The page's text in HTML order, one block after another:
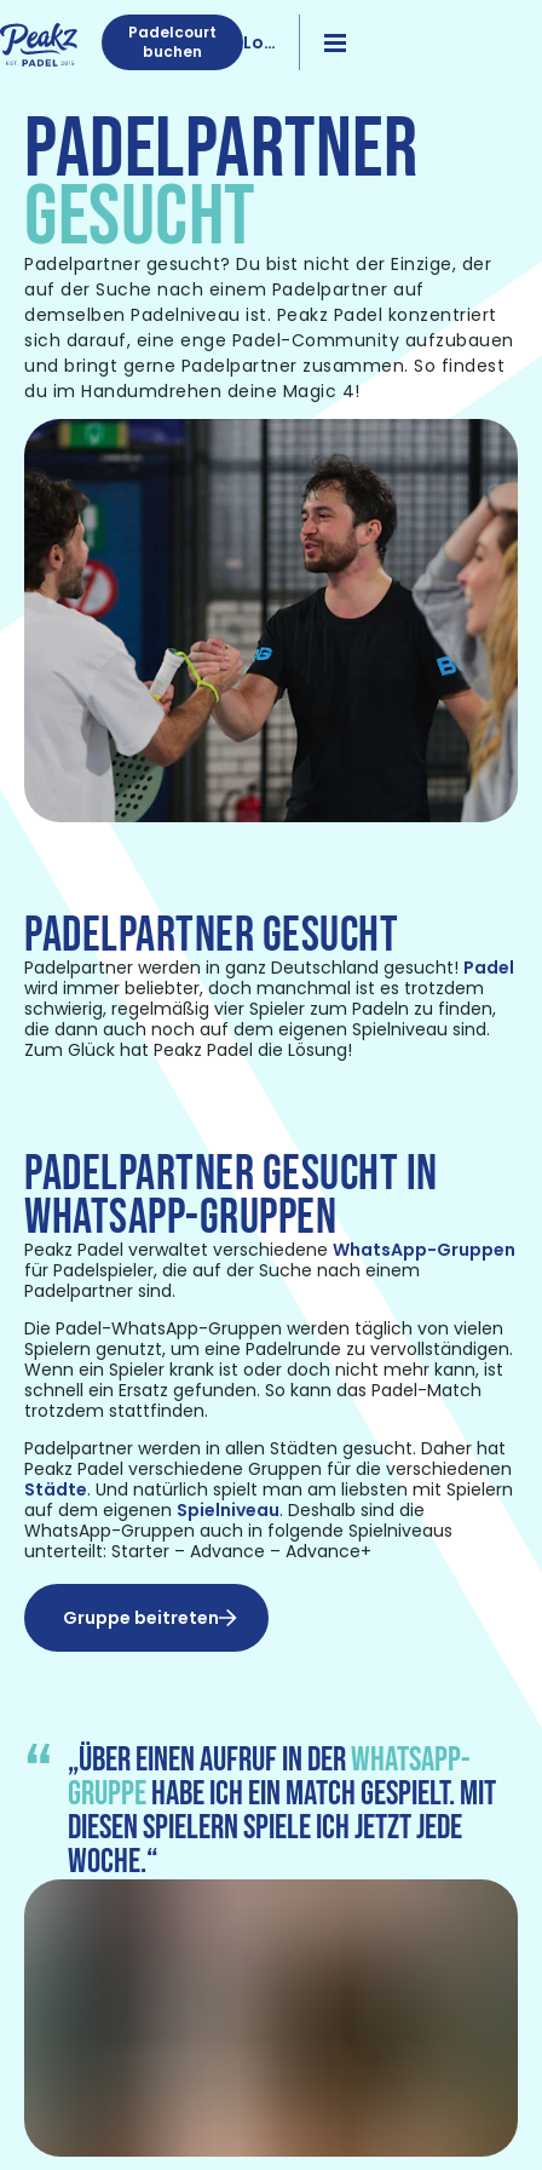
Padelcourt
buchen
Log
PADELPARTNER
GESUCHT
Padelpartner gesucht? Du bist nicht der Einzige, der
auf der Suche nach einem Padelpartner auf
demselben Padelniveau ist. Peakz Padel konzentriert
sich darauf, eine enge Padel-Community aufzubauen
und bringt gerne Padelpartner zusammen. So findest
du im Handumdrehen deine Magic 4!
PADELPARTNER GESUCHT
Padelpartner werden in ganz Deutschland gesucht! Padel
wird immer beliebter, doch manchmal ist es trotzdem
schwierig, regelmäßig vier Spieler zum Padeln zu finden,
die dann auch noch auf dem eigenen Spielniveau sind.
Zum Glück hat Peakz Padel die Lösung!
PADELPARTNER GESUCHT IN
WHATSAPP-GRUPPEN
Peakz Padel verwaltet verschiedene WhatsApp-Gruppen
für Padelspieler, die auf der Suche nach einem
Padelpartner sind.
Die Padel-WhatsApp-Gruppen werden täglich von vielen
Spielern genutzt, um eine Padelrunde zu vervollständigen.
Wenn ein Spieler krank ist oder doch nicht mehr kann, ist
schnell ein Ersatz gefunden. So kann das Padel-Match
trotzdem stattfinden.
Padelpartner werden in allen Städten gesucht. Daher hat
Peakz Padel verschiedene Gruppen für die verschiedenen
Städte. Und natürlich spielt man am liebsten mit Spielern
auf dem eigenen Spielniveau. Deshalb sind die
WhatsApp-Gruppen auch in folgende Spielniveaus
unterteilt: Starter – Advance – Advance+
Gruppe beitreten
„Über einen Aufruf in derWhatsApp-
Gruppehabe ich ein Match gespielt. Mit
diesen Spielern spiele ich jetzt jede
Woche.“